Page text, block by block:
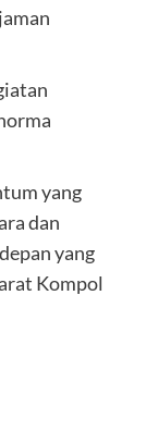
yang
dan
yang
Kompol